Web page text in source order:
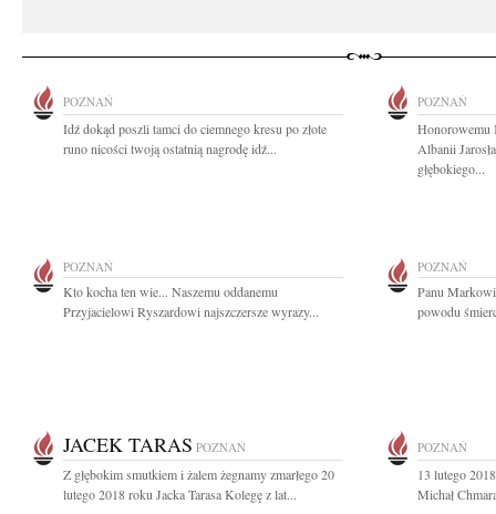
POZNAŃ
Idź dokąd poszli tamci do ciemnego kresu po złote
runo nicości twoją ostatnią nagrodę idź...
POZNAŃ
Honorowemu
Albanii
głębokiego...
POZNAŃ
Kto kocha ten wie... Naszemu oddanemu
Przyjacielowi Ryszardowi najszczersze wyrazy...
POZNAŃ
Panu
powodu
JACEK TARAS POZNAŃ
Z głębokim smutkiem i żalem żegnamy zmarłego 20
lutego 2018 roku Jacka Tarasa Kolegę z lat...
POZNAŃ
13 lutego
Michał